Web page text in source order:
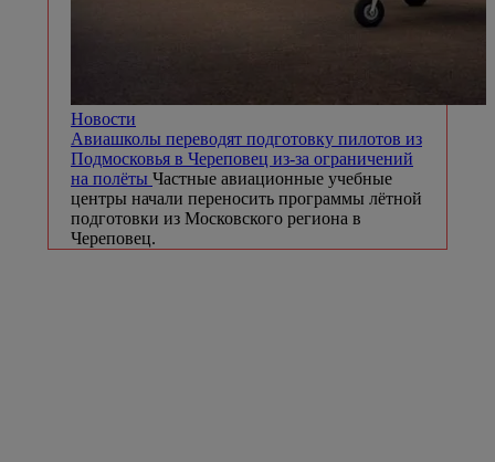
Новости
Авиашколы переводят подготовку пилотов из
Подмосковья в Череповец из-за ограничений
на полёты Частные авиационные учебные
центры начали переносить программы лётной
подготовки из Московского региона в
Череповец.